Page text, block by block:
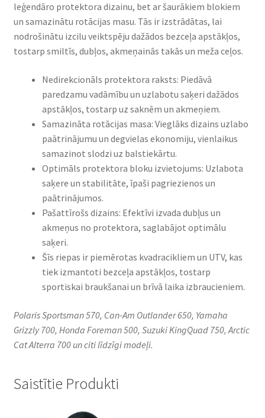
leģendāro protektora dizainu, bet ar šaurākiem blokiem
un samazinātu rotācijas masu. Tās ir izstrādātas, lai
nodrošinātu izcilu veiktspēju dažādos bezceļa apstākļos,
tostarp smiltīs, dubļos, akmeņainās takās un meža ceļos.
Nedirekcionāls protektora raksts: Piedāvā
paredzamu vadāmību un uzlabotu saķeri dažādos
apstākļos, tostarp uz saknēm un akmeņiem.
Samazināta rotācijas masa: Vieglāks dizains uzlabo
paātrinājumu un degvielas ekonomiju, vienlaikus
samazinot slodzi uz balstiekārtu.
Optimāls protektora bloku izvietojums: Uzlabota
saķere un stabilitāte, īpaši pagriezienos un
paātrinājumos.
Pašattīrošs dizains: Efektīvi izvada dubļus un
akmeņus no protektora, saglabājot optimālu
saķeri.
Šīs riepas ir piemērotas kvadracikliem un UTV, kas
tiek izmantoti bezceļa apstākļos, tostarp
sportiskai braukšanai un brīvā laika izbraucieniem.
Polaris Sportsman 570, Can-Am Outlander 650, Yamaha
Grizzly 700, Honda Foreman 500, Suzuki KingQuad 750, Arctic
Cat Alterra 700 un citi līdzīgi modeļi.
Saistītie Produkti